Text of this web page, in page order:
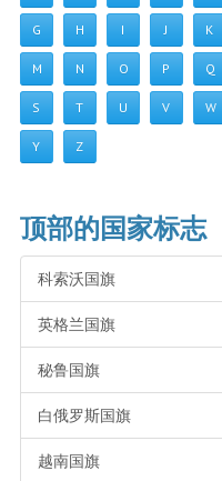
G H I J K
M N O P Q
S T U V W
Y Z
顶部的国家标志
科索沃国旗
英格兰国旗
秘鲁国旗
白俄罗斯国旗
越南国旗